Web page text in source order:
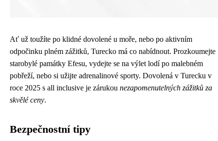
Ať už toužíte po klidné dovolené u moře, nebo po aktivním
odpočinku plném zážitků, Turecko má co nabídnout. Prozkoumejte
starobylé památky Efesu, vydejte se na výlet lodí po malebném
pobřeží, nebo si užijte adrenalinové sporty. Dovolená v Turecku v
roce 2025 s all inclusive je zárukou nezapomenutelných zážitků za
skvělé ceny.
Bezpečnostní tipy